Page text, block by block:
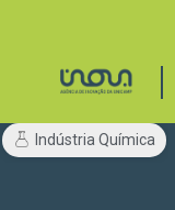
Indústria Química